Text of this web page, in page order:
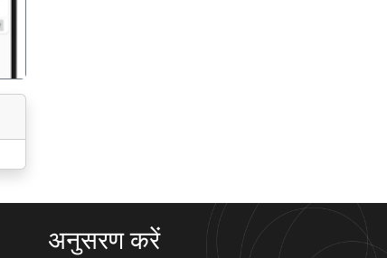
अनुसरण करें